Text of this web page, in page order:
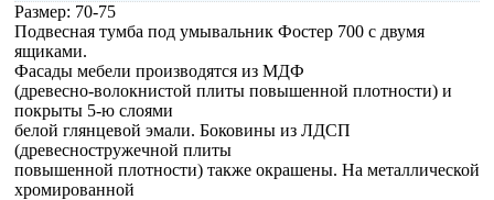
Размер: 70-75
Подвесная тумба под умывальник Фостер 700 с двумя
ящиками.
Фасады мебели производятся из МДФ
(древесно-волокнистой плиты повышенной плотности) и
покрыты 5-ю слоями
белой глянцевой эмали. Боковины из ЛДСП
(древесностружечной плиты
повышенной плотности) также окрашены. На металлической
хромированной